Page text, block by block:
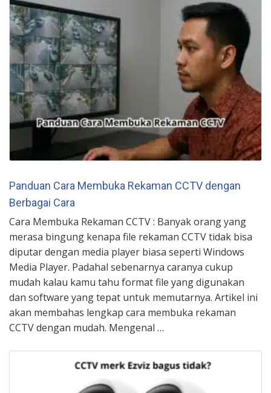
Panduan Cara Membuka Rekaman CCTV dengan
Berbagai Cara
Cara Membuka Rekaman CCTV : Banyak orang yang
merasa bingung kenapa file rekaman CCTV tidak bisa
diputar dengan media player biasa seperti Windows
Media Player. Padahal sebenarnya caranya cukup
mudah kalau kamu tahu format file yang digunakan
dan software yang tepat untuk memutarnya. Artikel ini
akan membahas lengkap cara membuka rekaman
CCTV dengan mudah.​​ Mengenal …